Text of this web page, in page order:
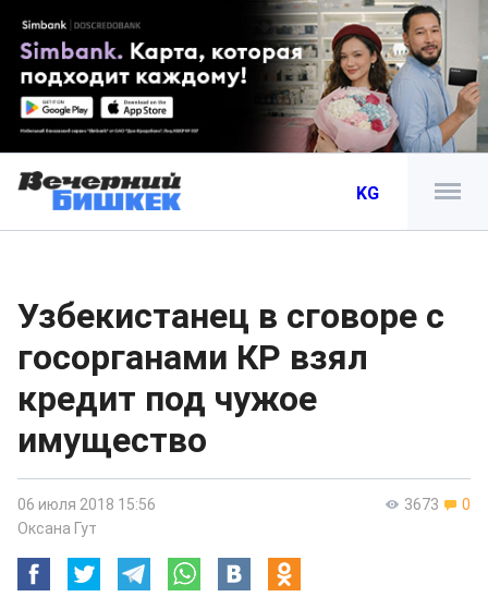
KG
Узбекистанец в сговоре с
госорганами КР взял
кредит под чужое
имущество
3673 0
06 июля 2018 15:56
Оксана Гут